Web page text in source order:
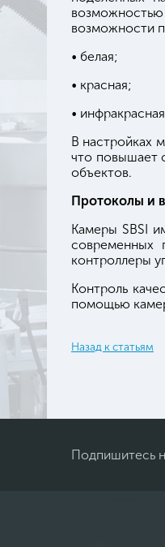
возможности
• белая;
• красная;
•
В настройках
что повышает
объектов.
Протоколы и
Камеры SBSI
современных
контроллеры
Контроль
помощью
Назад к статьям
Подпишитесь